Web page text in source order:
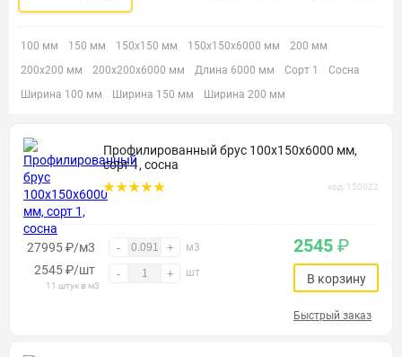
100 мм 150 мм 150х150 мм 150х150х6000 мм
200 мм
200х200 мм
200х200х6000 мм Длина 6000 мм Сорт 1
Сосна
Ширина 100 мм
Ширина 150 мм Ширина 200 мм
Профилированный брус 100х150х6000 мм,
сорт 1, сосна
код: 150022
27995 ₽/м3 - + м3
2545₽/шт
11 штук в м3
- + шт
2545 ₽
В корзину
Быстрый заказ